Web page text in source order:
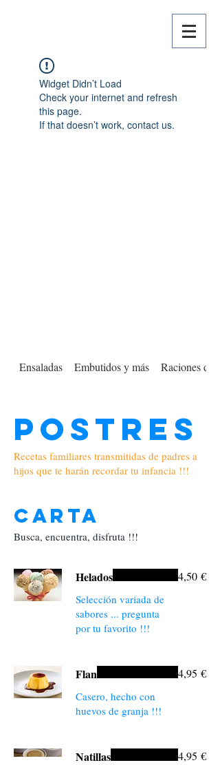
Widget Didn’t Load
Check your internet and refresh
this page.
If that doesn’t work, contact us.
Ensaladas Embutidos y más Raciones de
Postres
Recetas familiares transmitidas de padres a
hijos que te harán recordar tu infancia !!!
Carta
Busca, encuentra, disfruta !!!
Helados
Selección variada de
sabores ... pregunta
por tu favorito !!!
4,50 €
Flan
Casero, hecho con
huevos de granja !!!
4,95 €
Natillas 4,95 €